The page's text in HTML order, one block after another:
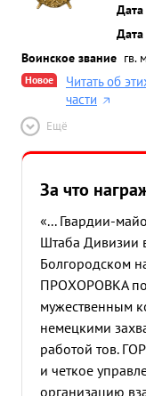
Дата
Воинское звание гв.
Новое
Читать об
части
Ещё
За что
«... Гвардии-
Штаба Дивизии
Болгородском
ПРОХОРОВКА
мужественным
немецкими
работой тов.
и четкое
организацию